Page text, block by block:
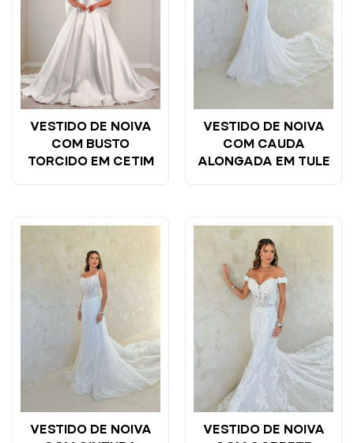
VESTIDO DE NOIVA
COM BUSTO
TORCIDO EM CETIM
VESTIDO DE NOIVA
COM CAUDA
ALONGADA EM TULE
VESTIDO DE NOIVA
VESTIDO DE NOIVA